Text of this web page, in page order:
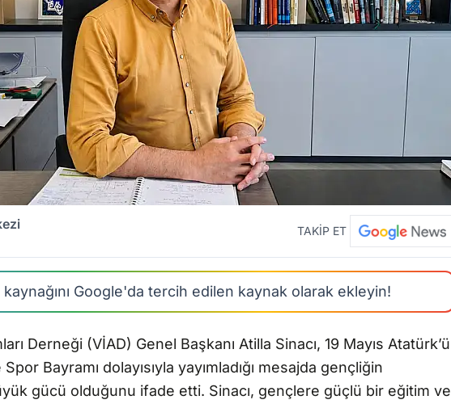
TAKİP ET
kaynağını Google'da tercih edilen kaynak olarak ekleyin!
Derneği (VİAD) Genel Başkanı Atilla Sinacı, 19 Mayıs Atatürk’ü
Bayramı dolayısıyla yayımladığı mesajda gençliğin
gücü olduğunu ifade etti. Sinacı, gençlere güçlü bir eğitim ve